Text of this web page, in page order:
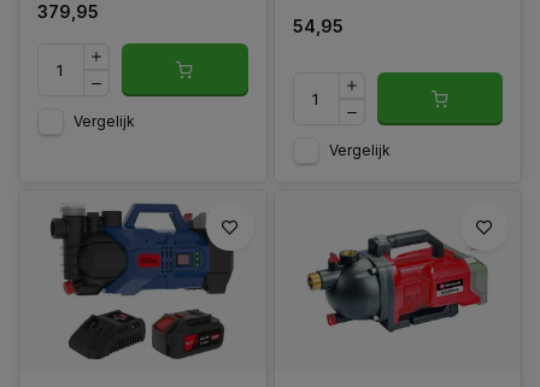
379,95
Vergelijk
54,95
Vergelijk